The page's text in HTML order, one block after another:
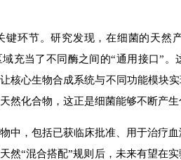
环节。研究发现，在细菌的天然
充当了不同酶之间的“通用接口”
核心生物合成系统与不同功能模块
然化合物，这正是细菌能够不断产
，包括已获临床批准、用于治疗血
然“混合搭配”规则后，未来有望在